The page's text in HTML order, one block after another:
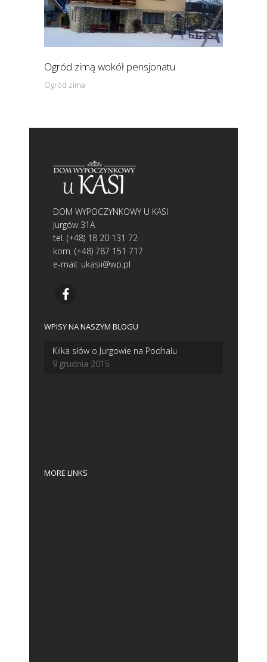
Ogród zimą wokół pensjonatu
Ogród zima
DOM WYPOCZYNKOWY U KASI
Jurgów 31A
tel. (+48) 18 20 131 72
kom. (+48) 787 151 717
e-mail: ukasii@wp.pl
WPISY NA NASZYM BLOGU
Kilka słów o Jurgowie na Podhalu
9 grudnia 2015
MORE LINKS